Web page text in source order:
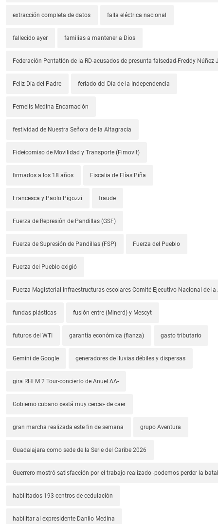
extracción completa de datos falla eléctrica nacional
fallecido ayer familias a mantener a Dios
Federación Pentatlón de la RD-acusados de presunta falsedad-Freddy Núñez
Feliz Día del Padre feriado del Día de la Independencia
Fernelis Medina Encarnación
festividad de Nuestra Señora de la Altagracia
Fideicomiso de Movilidad y Transporte (Fimovit)
firmados a los 18 años Fiscalia de Elías Piña
Francesca y Paolo Pigozzi fraude
Fuerza de Represión de Pandillas (GSF)
Fuerza de Supresión de Pandillas (FSP) Fuerza del Pueblo
Fuerza del Pueblo exigió
Fuerza Magisterial-infraestructuras escolares-Comité Ejecutivo Nacional de la
fundas plásticas fusión entre (Minerd) y Mescyt
futuros del WTI garantía económica (fianza) gasto tributario
Gemini de Google generadores de lluvias débiles y dispersas
gira RHLM 2 Tour-concierto de Anuel AA-
Gobierno cubano «está muy cerca» de caer
gran marcha realizada este fin de semana grupo Aventura
Guadalajara como sede de la Serie del Caribe 2026
Guerrero mostró satisfacción por el trabajo realizado -podemos perder la
habilitados 193 centros de cedulación
habilitar al expresidente Danilo Medina